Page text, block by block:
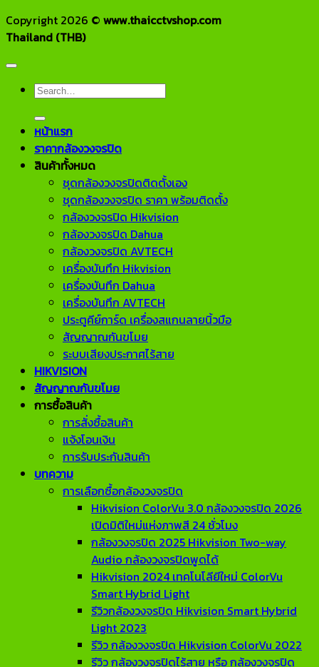
Copyright 2026 © www.thaicctvshop.com
Thailand (THB)
Search
หน้าแรก
ราคากล้องวงจรปิด
สินค้าทั้งหมด
ชุดกล้องวงจรปิดติดตั้งเอง
ชุดกล้องวงจรปิด ราคา พร้อมติดตั้ง
กล้องวงจรปิด Hikvision
กล้องวงจรปิด Dahua
กล้องวงจรปิด AVTECH
เครื่องบันทึก Hikvision
เครื่องบันทึก Dahua
เครื่องบันทึก AVTECH
ประตูคีย์การ์ด เครื่องสแกนลายนิ้วมือ
สัญญาณกันขโมย
ระบบเสียงประกาศไร้สาย
HIKVISION
สัญญาณกันขโมย
การซื้อสินค้า
การสั่งซื้อสินค้า
แจ้งโอนเงิน
การรับประกันสินค้า
บทความ
การเลือกซื้อกล้องวงจรปิด
Hikvision ColorVu 3.0 กล้องวงจรปิด 2026
เปิดมิติใหม่แห่งภาพสี 24 ชั่วโมง
กล้องวงจรปิด 2025 Hikvision Two-way
Audio กล้องวงจรปิดพูดได้
Hikvision 2024 เทคโนโลียีใหม่ ColorVu
Smart Hybrid Light
รีวิวกล้องวงจรปิด Hikvision Smart Hybrid
Light 2023
รีวิว กล้องวงจรปิด Hikvision ColorVu 2022
รีวิว กล้องวงจรปิดไร้สาย หรือ กล้องวงจรปิด